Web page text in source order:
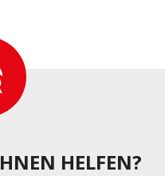
HELFEN?